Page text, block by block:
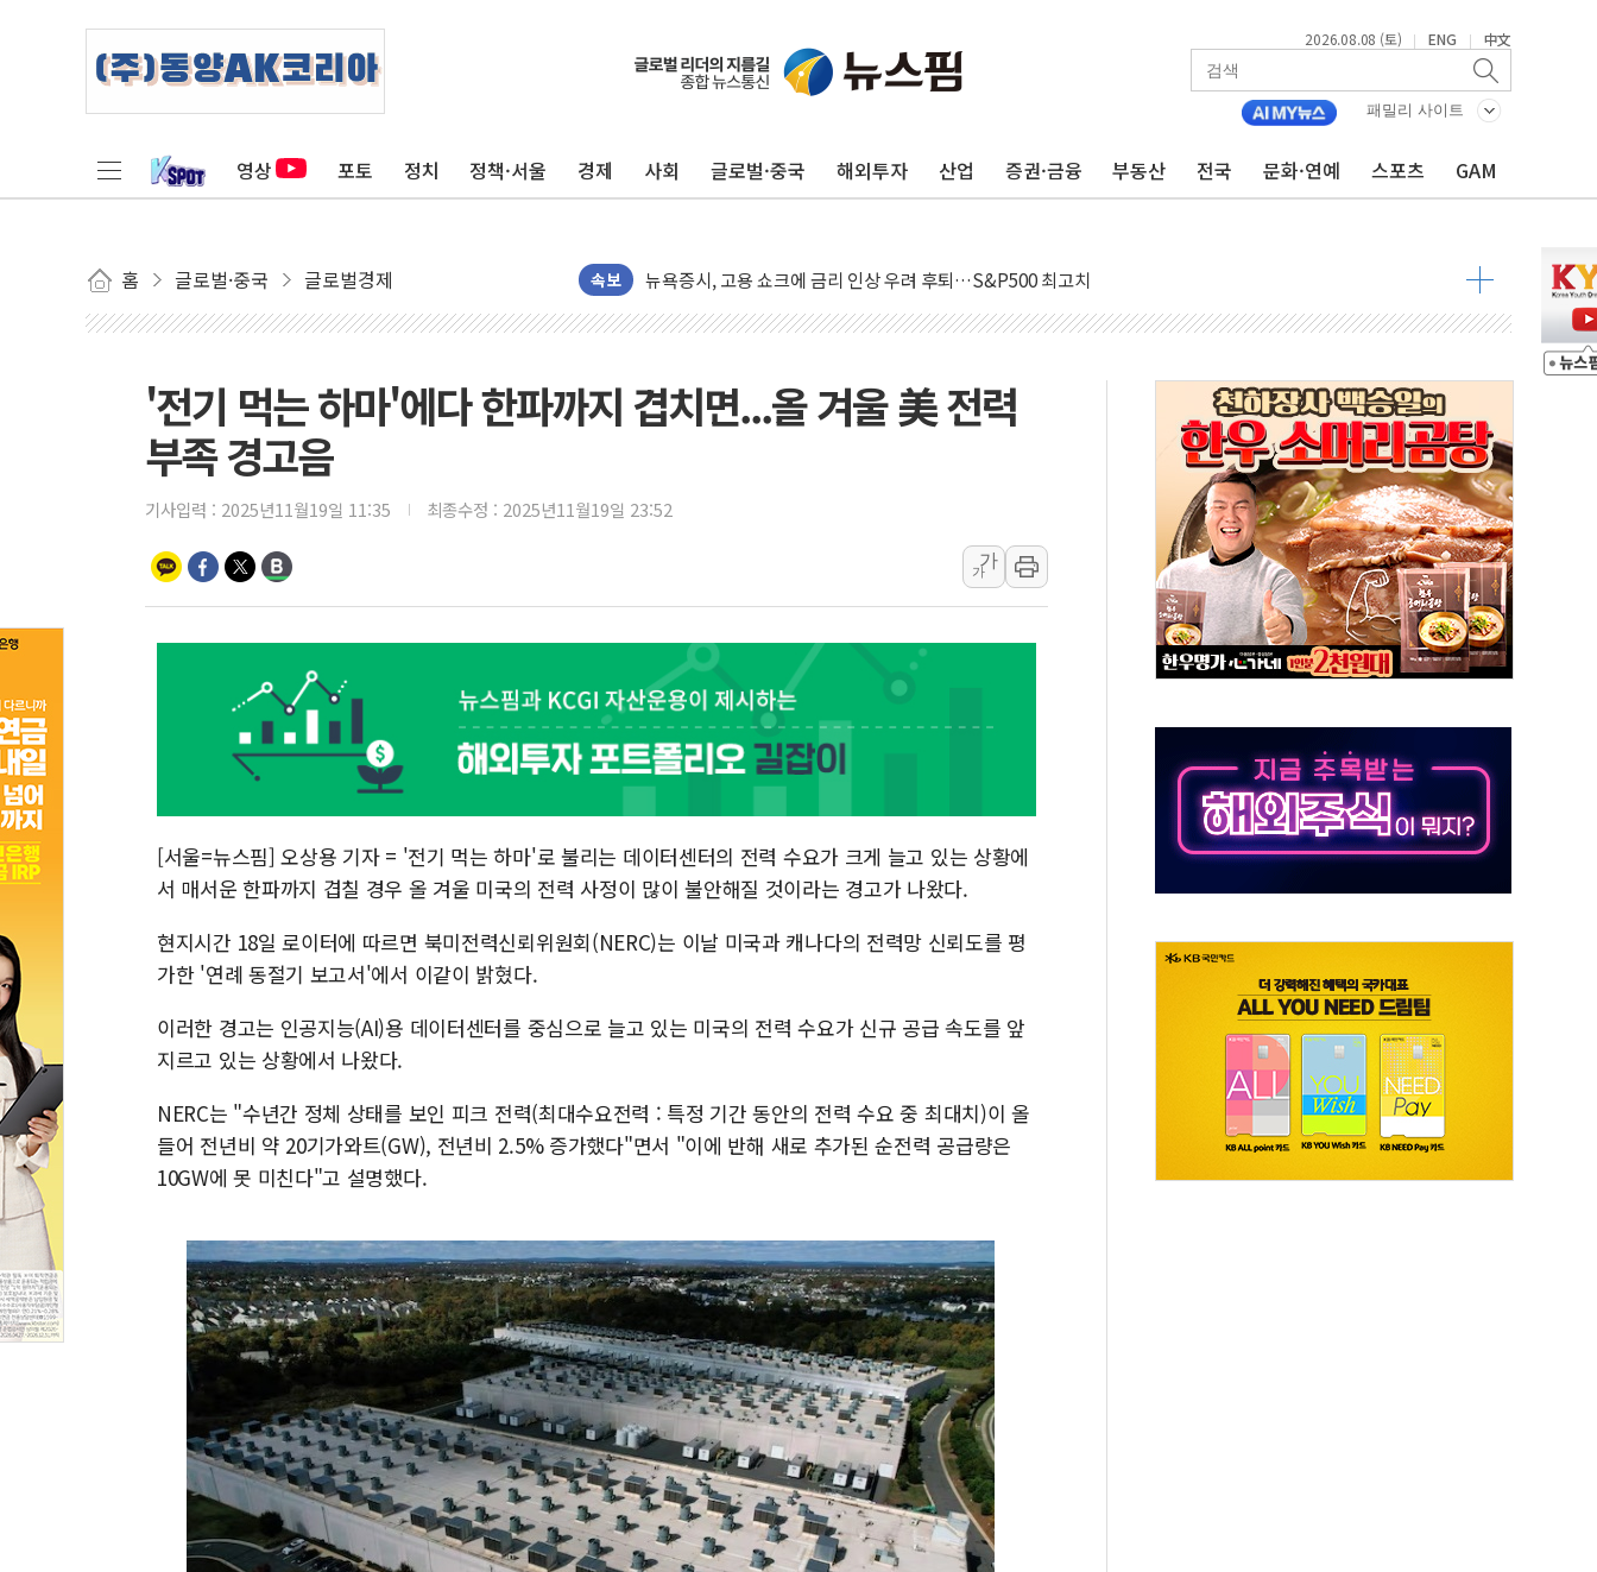
2026.08.08 (토) | ENG | 中文
패밀리 사이트
영상 포토 정치 정책·서울 경제 사회 글로벌·중국 해외투자 산업 증권·금융 부동산 전국 문화·연예 스포츠 GAM
홈 글로벌·중국 글로벌경제 속보
민주, 오늘 제주·인천 경선 결과 발표...'김민석 재역전 vs 정청래 격차 확대'
뉴욕증시, 고용 쇼크에 금리 인상 우려 후퇴…S&P500 최고치
트럼프, 쿡 연준 이사 해임 재추진…"26일까지 의혹 소명" 요구
미 연준 매파 기세 꺾이나…고용 감소에 9월 동결 전망 우세
[종합] 이슬람 수니파 3국, '공동방위협정' 체결… 이스라엘·이란 위협에 맞설 자체 억지력 강화
이란 핵심 원유 수출항 '하르그섬', 최근 1주일 이상 '올스톱'… 美 해상봉쇄 영향
美 고용 쇼크에 엔화 장중 급등…시장은 "또 개입했나" 촉각
[AI MY 뉴스] 뉴욕 반도체주 프리뷰...美 고용 쇼크에 반도체주 '활짝'
뉴욕증시 프리뷰, 美 고용 쇼크에 금리 인상 우려 후퇴…나스닥 선물 1%대 상승
[종합] 美 7월 고용 2만3000명 감소 '쇼크'…9월 금리 인상 기대 후퇴
[사진] 이슬람 수니파 3개국, 공동방위협정 체결
뉴욕증시 개장 전 특징주...아틀라시안·클라우드플레어·태양광주↑ VS 트레이드데스크·웬디스↓
보훈부, 미 DPAA와 MOU… "6·25 미군 실종자 7359명 끝까지 찾겠다"
트럼프 "금리 내려야"…파월 때와 달리 워시엔 톤 낮춰
특정 정치인 측근 포항시 정책특보 내정설...포항시 '시끌'
李 "해남 태양광, 대한민국 다음 100년 밑거름…수도권 집중 완화 전환점"
'전기 먹는 하마'에다 한파까지 겹치면...올 겨울 美 전력
부족 경고음
기사입력 : 2025년11월19일 11:35 최종수정 : 2025년11월19일 23:52
가
가
[서울=뉴스핌] 오상용 기자 = '전기 먹는 하마'로 불리는 데이터센터의 전력 수요가 크게 늘고 있는 상황에
서 매서운 한파까지 겹칠 경우 올 겨울 미국의 전력 사정이 많이 불안해질 것이라는 경고가 나왔다.
현지시간 18일 로이터에 따르면 북미전력신뢰위원회(NERC)는 이날 미국과 캐나다의 전력망 신뢰도를 평
가한 '연례 동절기 보고서'에서 이같이 밝혔다.
이러한 경고는 인공지능(AI)용 데이터센터를 중심으로 늘고 있는 미국의 전력 수요가 신규 공급 속도를 앞
지르고 있는 상황에서 나왔다.
NERC는 "수년간 정체 상태를 보인 피크 전력(최대수요전력 : 특정 기간 동안의 전력 수요 중 최대치)이 올
들어 전년비 약 20기가와트(GW), 전년비 2.5% 증가했다"면서 "이에 반해 새로 추가된 순전력 공급량은
10GW에 못 미친다"고 설명했다.